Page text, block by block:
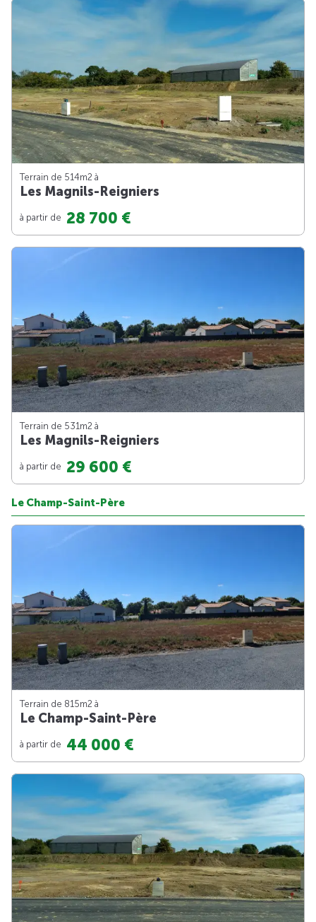
Terrain de 514m2 à
Les Magnils-Reigniers
à partir de 28 700 €
Terrain de 531m2 à
Les Magnils-Reigniers
à partir de 29 600 €
Le Champ-Saint-Père
Terrain de 815m2 à
Le Champ-Saint-Père
à partir de 44 000 €